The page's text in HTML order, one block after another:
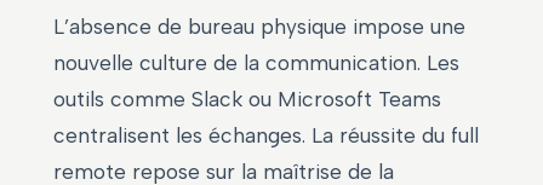
L’absence de bureau physique impose une
nouvelle culture de la communication. Les
outils comme Slack ou Microsoft Teams
centralisent les échanges. La réussite du full
remote repose sur la maîtrise de la